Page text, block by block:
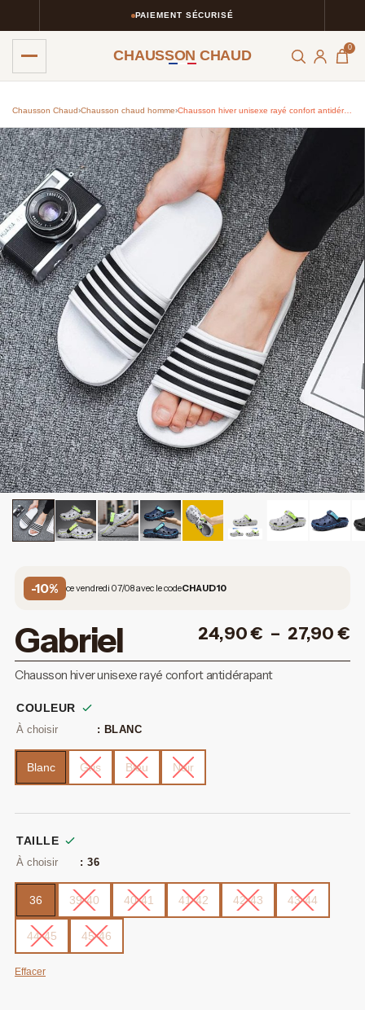
PAIEMENT SÉCURISÉ
CHAUSSON CHAUD 0
Chausson Chaud›Chausson chaud homme​› Chausson hiver unisexe rayé confort antidérapant
-10% ce vendredi 07/08 avec le codeCHAUD10
Gabriel 24,90€ – 27,90€
Chausson hiver unisexe rayé confort antidérapant
COULEUR
: BLANC
Blanc Gris Bleu Noir
TAILLE
: 36
36 39-40 40-41 41-42 42-43 43-44
44-45 45-46
Effacer